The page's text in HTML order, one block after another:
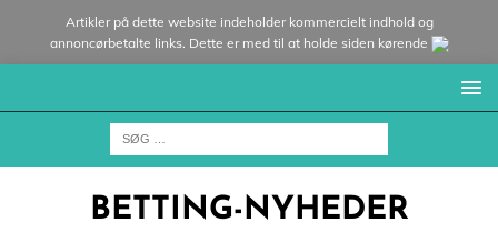
Artikler på dette website indeholder kommercielt indhold og
annoncørbetalte links. Dette er med til at holde siden kørende
BETTING-NYHEDER